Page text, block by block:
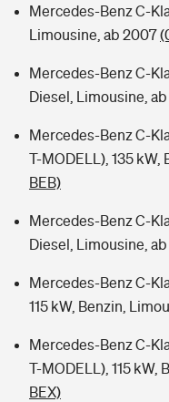
Mercedes-Benz C-
Limousine, ab 2007
Mercedes-Benz C-
Diesel, Limousine,
Mercedes-Benz C-
T-MODELL), 135
BEB)
Mercedes-Benz C-
Diesel, Limousine,
Mercedes-Benz C-
115 kW, Benzin,
Mercedes-Benz C-
T-MODELL), 115 kW,
BEX)